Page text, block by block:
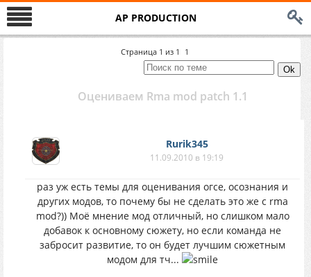
AP PRODUCTION
Страница 1 из 1 1
Оцениваем Rma mod patch 1.1
Rurik345
11.09.2010 в 19:19
раз уж есть темы для оценивания огсе, осознания и
других модов, то почему бы не сделать это же с rma
mod?)) Моё мнение мод отличный, но слишком мало
добавок к основному сюжету, но если команда не
забросит развитие, то он будет лучшим сюжетным
модом для тч...